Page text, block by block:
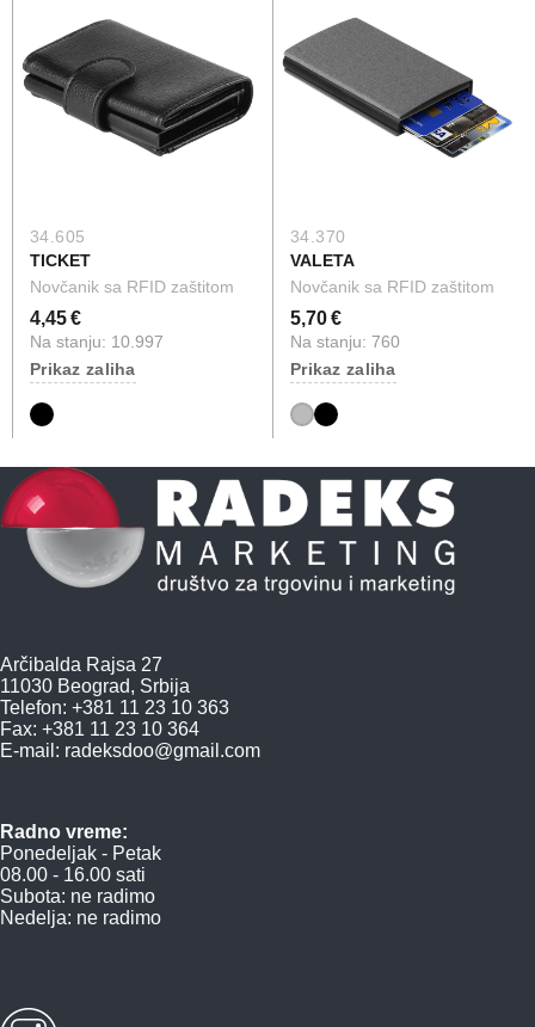
34.605
TICKET
Novčanik sa RFID zaštitom
4,45 €
Na stanju: 10.997
Prikaz zaliha
34.370
VALETA
Novčanik sa RFID zaštitom
5,70 €
Na stanju: 760
Prikaz zaliha
Arčibalda Rajsa 27
11030 Beograd, Srbija
Telefon: +381 11 23 10 363
Fax: +381 11 23 10 364
E-mail: radeksdoo@gmail.com
Radno vreme:
Ponedeljak - Petak
08.00 - 16.00 sati
Subota: ne radimo
Nedelja: ne radimo